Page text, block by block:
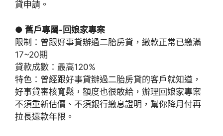
貸申請。
● 舊戶專屬-回娘家專案
限制：曾跟好事貸辦過二胎房貸，繳款正常已繳滿
17~20期
貸款成數：最高120%
特色：曾經跟好事貸辦過二胎房貸的客戶就知道，
好事貸審核寬鬆，額度也很敢給，辦理回娘家專案
不須重新估價、不須銀行繳息證明，幫你降月付再
拉長還款年限。